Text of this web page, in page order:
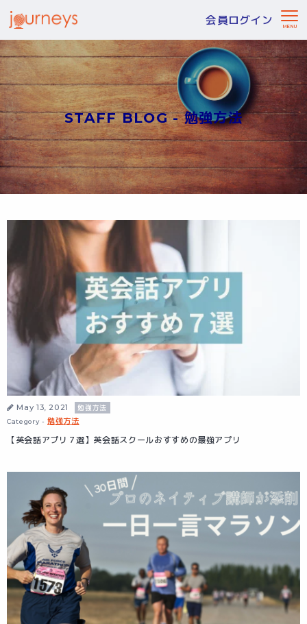
STAFF BLOG - 勉強方法
会員ログイン
May 13, 2021
勉強方法
Category -勉強方法
【英会話アプリ７選】英会話スクールおすすめの最強アプリ